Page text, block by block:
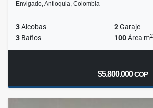
Envigado, Antioquia, Colombia
3Alcobas 2Garaje
3 Baños 100Área m2
$5.800.000COP